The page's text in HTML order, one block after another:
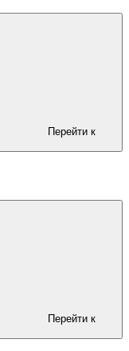
Перейти к
Перейти к